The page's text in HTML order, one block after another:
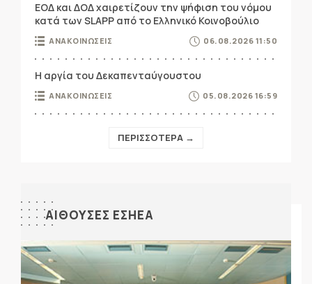
ΕΟΔ και ΔΟΔ χαιρετίζουν την ψήφιση του νόμου
κατά των SLAPP από το Ελληνικό Κοινοβούλιο
ΑΝΑΚΟΙΝΩΣΕΙΣ 06.08.2026 11:50
Η αργία του Δεκαπενταύγουστου
ΑΝΑΚΟΙΝΩΣΕΙΣ 05.08.2026 16:59
ΠΕΡΙΣΣΟΤΕΡΑ →
ΑΙΘΟΥΣΕΣ ΕΣΗΕΑ